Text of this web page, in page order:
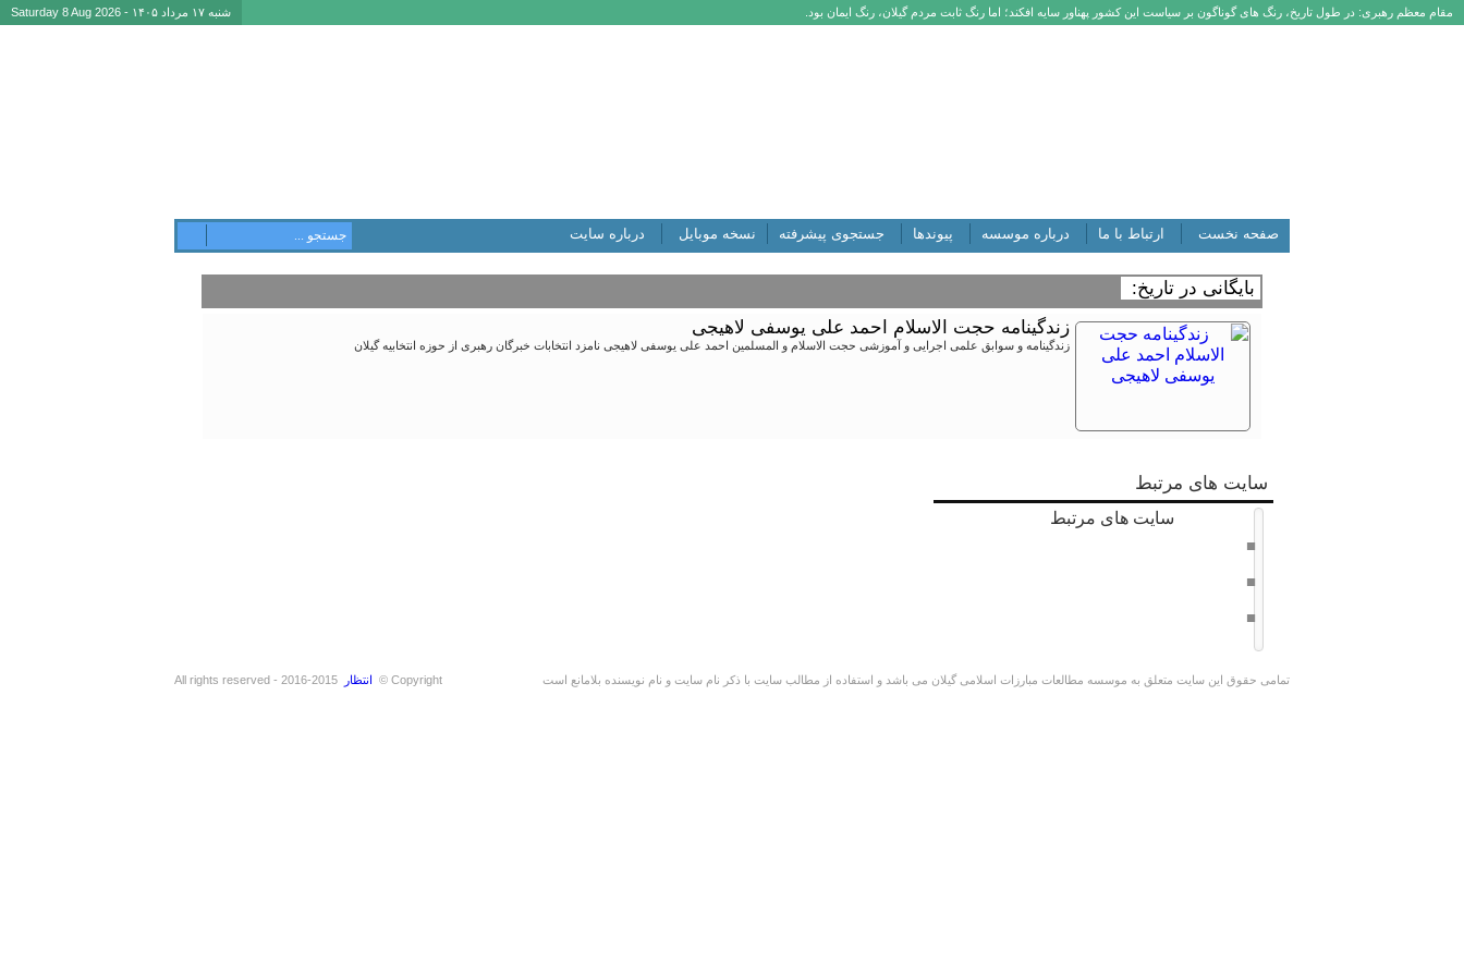
مقام معظم رهبری: در طول تاریخ، رنگ های گوناگون بر سیاست این کشور پهناور سایه افکند؛ اما رنگ ثابت مردم گیلان، رنگ ایمان بود. شنبه ۱۷ مرداد ۱۴۰۵ - Saturday 8 Aug 2026
صفحه نخست ارتباط با ما درباره موسسه پیوندها جستجوی پیشرفته نسخه موبایل درباره سایت
بایگانی در تاریخ:
زندگینامه حجت الاسلام احمد علی یوسفی لاهیجی
زندگینامه و سوابق علمی اجرایی و آموزشی حجت الاسلام و المسلمین احمد علی یوسفی لاهیجی نامزد انتخابات خبرگان رهبری از حوزه انتخابیه گیلان
سایت های مرتبط
سایت های مرتبط
تمامی حقوق این سایت متعلق به موسسه مطالعات مبارزات اسلامی گیلان می باشد و استفاده از مطالب سایت با ذکر نام سایت و نام نویسنده بلامانع است Copyright © انتظار